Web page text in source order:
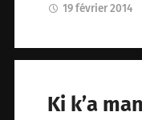
19 février 2014
Ki k’a